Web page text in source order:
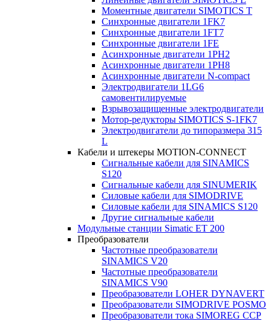
Моментные двигатели SIMOTICS T
Синхронные двигатели 1FK7
Синхронные двигатели 1FT7
Синхронные двигатели 1FE
Асинхронные двигатели 1PH2
Асинхронные двигатели 1PH8
Асинхронные двигатели N-compact
Электродвигатели 1LG6
cамовентилируемые
Взрывозащищенные электродвигатели
Мотор-редукторы SIMOTICS S-1FK7
Электродвигатели до типоразмера 315
L
Кабели и штекеры MOTION-CONNECT
Сигнальные кабели для SINAMICS
S120
Сигнальные кабели для SINUMERIK
Силовые кабели для SIMODRIVE
Силовые кабели для SINAMICS S120
Другие сигнальные кабели
Модульные станции Simatic ET 200
Преобразователи
Частотные преобразователи
SINAMICS V20
Частотные преобразователи
SINAMICS V90
Преобразователи LOHER DYNAVERT
Преобразователи SIMODRIVE POSMO
Преобразователи тока SIMOREG CCP